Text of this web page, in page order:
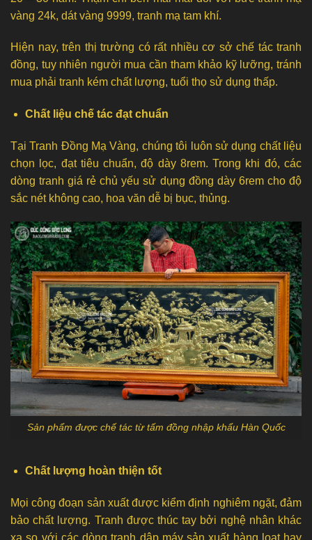
vàng 24k, dát vàng 9999, tranh mạ tam khí.
Hiện nay, trên thị trường có rất nhiều cơ sở chế tác tranh
đồng, tuy nhiên người mua cần tham khảo kỹ lưỡng, tránh
mua phải tranh kém chất lượng, tuổi thọ sử dụng thấp.
Chất liệu chế tác đạt chuẩn
Tại Tranh Đồng Mạ Vàng, chúng tôi luôn sử dụng chất liệu
chọn lọc, đạt tiêu chuẩn, độ dày 8rem. Trong khi đó, các
dòng tranh giá rẻ chủ yếu sử dụng đồng dày 6rem cho độ
sắc nét không cao, hoa văn dễ bị bục, thủng.
Sản phẩm được chế tác từ tấm đồng nhập khẩu Hàn Quốc
Chất lượng hoàn thiện tốt
Mọi công đoạn sản xuất được kiểm định nghiêm ngặt, đảm
bảo chất lượng. Tranh được thúc tay bởi nghệ nhân khác
xa so với các dòng tranh dập máy sản xuất hàng loạt hay